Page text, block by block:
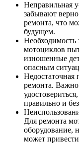
Неправильная
забывают
ремонта, что
будущем.
Необходимость
мотоциклов
изношенные
опасным
Недостаточная
ремонта. Важно
правильно и
Для ремонта
оборудование,
может